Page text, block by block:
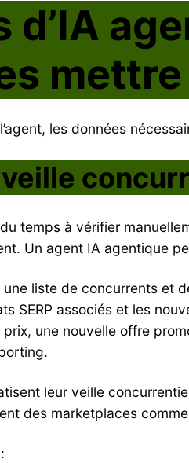
d’IA
les données
temps à vérifier
Un agent IA agentique
liste de concurrents et
SERP associés et les
une nouvelle offre
leur veille
des marketplaces